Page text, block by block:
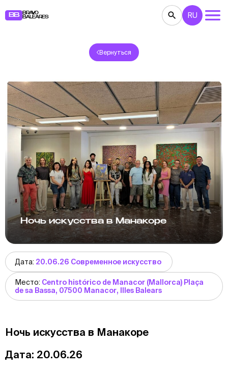
BB
BRAVO
BALEARES
КОНЦЕРТЫ ТЕАТР
РЕСТОРАНЫ ЯРМАРКИ ВЕЧЕРИНКИ
ДЕТЯМ BB NOTE
RU
Вернуться
Ночь искусства в Манакоре
Дата: 20.06.26 Современное искусство
Место: Centro histórico de Manacor (Mallorca) Plaça
de sa Bassa, 07500 Manacor, Illes Balears
Ночь искусства в Манакоре
Дата: 20.06.26